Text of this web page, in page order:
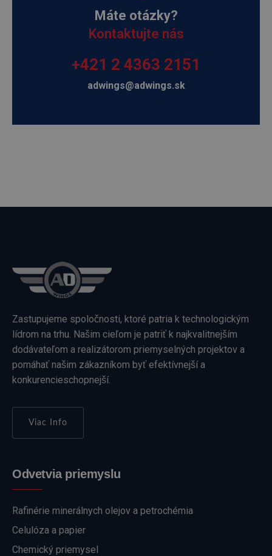
Máte otázky?
Kontaktujte nás
+421 2 4363 2151
adwings@adwings.sk
Zastupujeme spoločnosti, ktoré patria k technologickým
lídrom na trhu. Našim cieľom je patriť k najkvalitnejším
dodávateľom a realizátorom priemyselných projektov a
pomáhať našim zákazníkom byť efektívnejší a
konkurencieschopnejší.
Viac Info
Odvetvia priemyslu
Rafinérie minerálnych olejov a petrochémia
Celulóza a papier
Chemický priemysel